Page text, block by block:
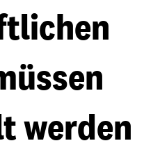
werden